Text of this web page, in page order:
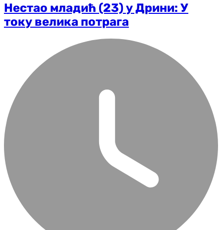
Нестао младић (23) у Дрини: У
току велика потрага